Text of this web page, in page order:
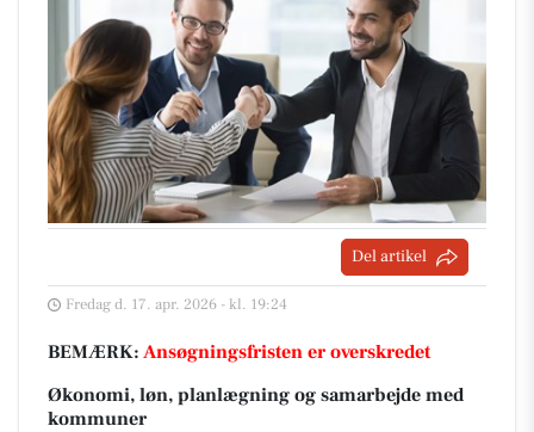
Del artikel
Fredag d. 17. apr. 2026 - kl. 19:24
BEMÆRK: Ansøgningsfristen er overskredet
Økonomi, løn, planlægning og samarbejde med
kommuner